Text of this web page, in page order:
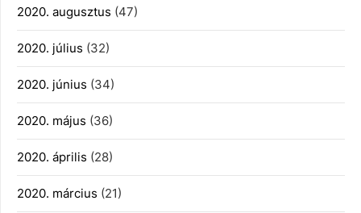
2020. augusztus (47)
2020. július (32)
2020. június (34)
2020. május (36)
2020. április (28)
2020. március (21)